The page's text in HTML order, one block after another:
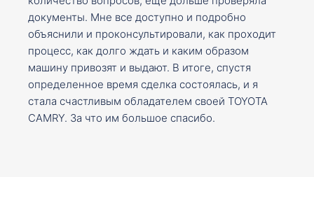
документы. Мне все доступно и подробно
объяснили и проконсультировали, как проходит
процесс, как долго ждать и каким образом
машину привозят и выдают. В итоге, спустя
определенное время сделка состоялась, и я
стала счастливым обладателем своей TOYOTA
CAMRY. За что им большое спасибо.